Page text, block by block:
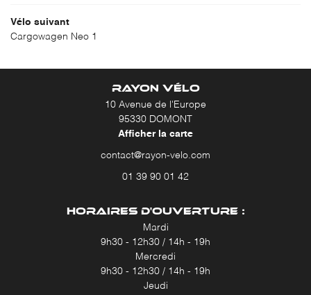
Vélo suivant
Cargowagen Neo 1
RAYON VÉLO
10 Avenue de l'Europe
95330 DOMONT
Afficher la carte
01 39 90 01 42
HORAIRES D'OUVERTURE :
Mardi
9h30 - 12h30 / 14h - 19h
Mercredi
9h30 - 12h30 / 14h - 19h
Jeudi